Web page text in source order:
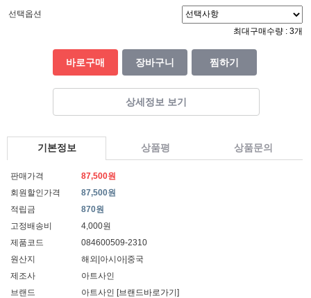
선택옵션
최대구매수량 : 3개
바로구매 장바구니 찜하기
상세정보 보기
기본정보 상품평 상품문의
판매가격
87,500원
회원할인가격
87,500원
적립금
870원
고정배송비
4,000원
제품코드
084600509-2310
원산지
해외|아시아|중국
제조사
아트사인
브랜드
아트사인 [브랜드바로가기]